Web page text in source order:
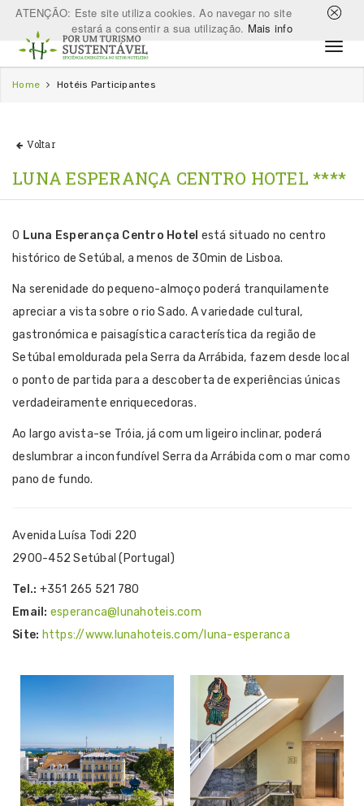
ATENÇÃO: Este site utiliza cookies. Ao navegar no site
estará a consentir a sua utilização. Mais info
Home Hotéis Participantes
Voltar
LUNA ESPERANÇA CENTRO HOTEL ****
O Luna Esperança Centro Hotel está situado no centro
histórico de Setúbal, a menos de 30min de Lisboa.
Na serenidade do pequeno-almoço poderá tranquilamente
apreciar a vista sobre o rio Sado. A variedade cultural,
gastronómica e paisagística característica da região de
Setúbal emoldurada pela Serra da Arrábida, fazem desde local
o ponto de partida para a descoberta de experiências únicas
verdadeiramente enriquecedoras.
Ao largo avista-se Tróia, já com um ligeiro inclinar, poderá
deslumbrar a inconfundível Serra da Arrábida com o mar como
pano de fundo.
Avenida Luísa Todi 220
2900-452 Setúbal (Portugal)
Tel.: +351 265 521 780
Email: esperanca@lunahoteis.com
Site: https://www.lunahoteis.com/luna-esperanca